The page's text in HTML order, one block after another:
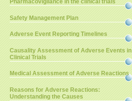
Pharmacovigilance in the clinical trials
Safety Management Plan
Adverse Event Reporting Timelines
Causality Assessment of Adverse Events in
Clinical Trials
Medical Assessment of Adverse Reactions
Reasons for Adverse Reactions:
Understanding the Causes